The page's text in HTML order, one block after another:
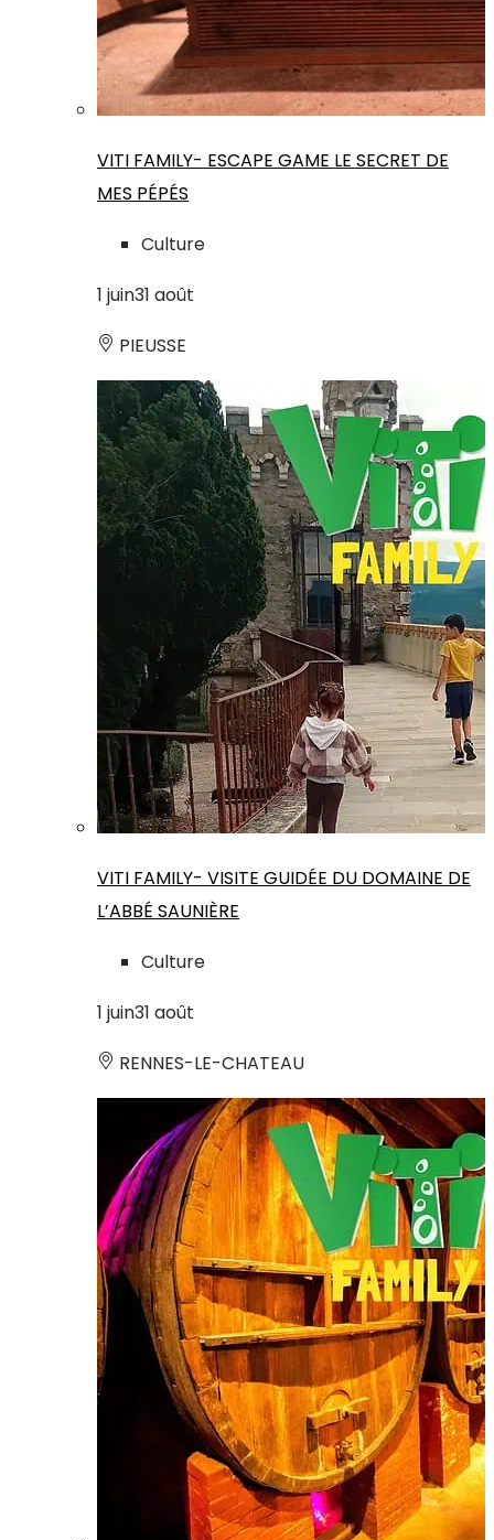
VITI FAMILY- ESCAPE GAME LE SECRET DE
MES PÉPÉS
Culture
1 juin31 août
PIEUSSE
VITI FAMILY- VISITE GUIDÉE DU DOMAINE DE
L’ABBÉ SAUNIÈRE
Culture
1 juin31 août
RENNES-LE-CHATEAU